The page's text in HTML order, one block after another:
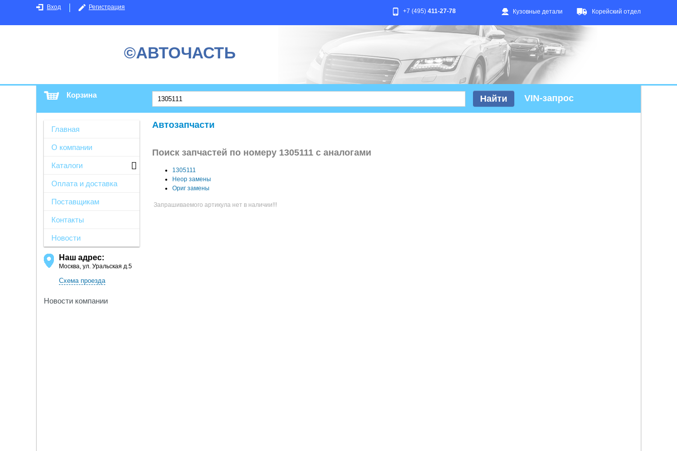
Вход Регистрация
Кузовные детали Корейский отдел
+7 (495) 411-27-78
©АВТОЧАСТЬ
Корзина VIN-запрос
Главная
О компании
Каталоги
Оплата и доставка
Поставщикам
Контакты
Новости
Наш адрес:
Москва, ул. Уральская д.5
Схема проезда
Новости компании
Автозапчасти
Поиск запчастей по номеру 1305111 с аналогами
1305111
Неор замены
Ориг замены
Запрашиваемого артикула нет в наличии!!!